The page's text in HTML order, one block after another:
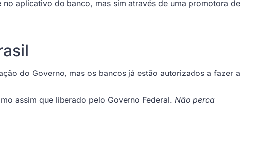
aplicativo do banco, mas sim através de uma promotora de
do Governo, mas os bancos já estão autorizados a fazer a
assim que liberado pelo Governo Federal. Não perca